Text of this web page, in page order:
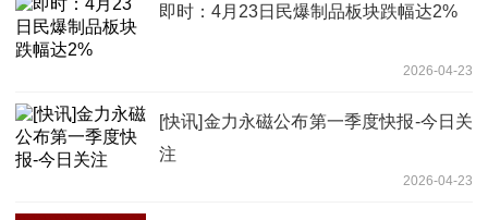
即时：4月23日民爆制品板块跌幅达2%
2026-04-23
[快讯]金力永磁公布第一季度快报-今日关
注
2026-04-23